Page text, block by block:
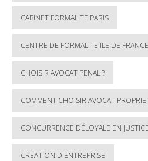
CABINET FORMALITE PARIS
CENTRE DE FORMALITE ILE DE FRANCE
CHOISIR AVOCAT PENAL ?
COMMENT CHOISIR AVOCAT
CONCURRENCE DÉLOYALE EN JUSTICE
CREATION D'ENTREPRISE